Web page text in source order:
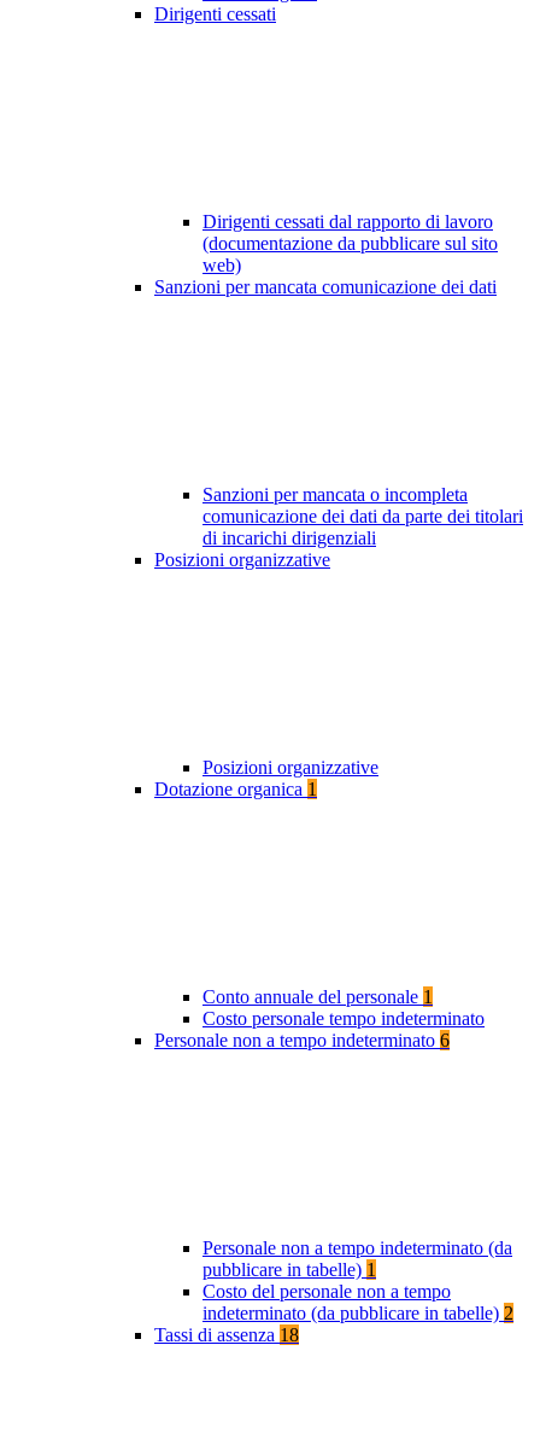
Dirigenti cessati
Dirigenti cessati dal rapporto di lavoro
(documentazione da pubblicare sul sito
web)
Sanzioni per mancata comunicazione dei dati
Sanzioni per mancata o incompleta
comunicazione dei dati da parte dei titolari
di incarichi dirigenziali
Posizioni organizzative
Posizioni organizzative
Dotazione organica 1
Conto annuale del personale 1
Costo personale tempo indeterminato
Personale non a tempo indeterminato 6
Personale non a tempo indeterminato (da
pubblicare in tabelle) 1
Costo del personale non a tempo
indeterminato (da pubblicare in tabelle) 2
Tassi di assenza 18